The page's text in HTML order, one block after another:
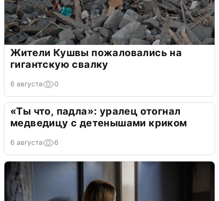
Жители Кушвы пожаловались на
гигантскую свалку
6 августа 0
«Ты что, падла»: уралец отогнал
медведицу с детенышами криком
6 августа 6